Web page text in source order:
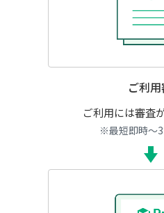
ご利
ご利用には審査
※最短即時～